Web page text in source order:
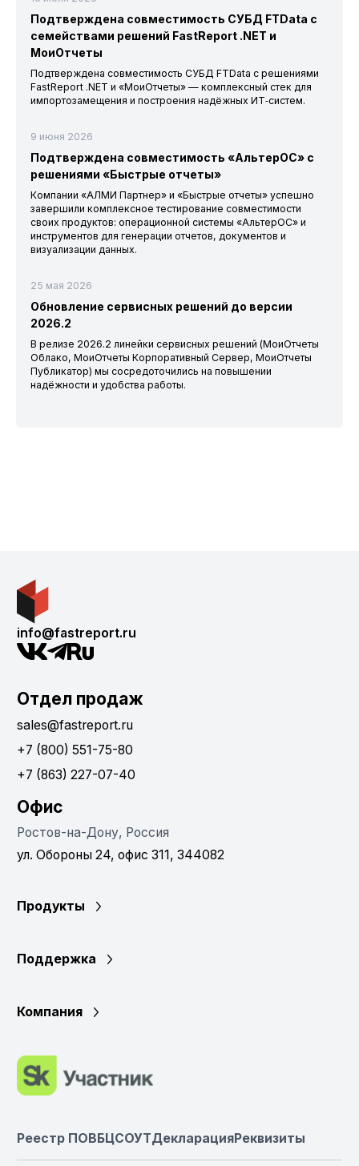
Подтверждена совместимость СУБД FTData с
семействами решений FastReport .NET и
МоиОтчеты
Подтверждена совместимость СУБД FTData с решениями
FastReport .NET и «МоиОтчеты» — комплексный стек для
импортозамещения и построения надёжных ИТ‑систем.
9 июня 2026
Подтверждена совместимость «АльтерОС» с
решениями «Быстрые отчеты»
Компании «АЛМИ Партнер» и «Быстрые отчеты» успешно
завершили комплексное тестирование совместимости
своих продуктов: операционной системы «АльтерОС» и
инструментов для генерации отчетов, документов и
визуализации данных.
25 мая 2026
Обновление сервисных решений до версии
2026.2
В релизе 2026.2 линейки сервисных решений (МоиОтчеты
Облако, МоиОтчеты Корпоративный Сервер, МоиОтчеты
Публикатор) мы сосредоточились на повышении
надёжности и удобства работы.
info@fastreport.ru
Отдел продаж
sales@fastreport.ru
+7 (800) 551-75-80
+7 (863) 227-07-40
Офис
Ростов-на-Дону, Россия
ул. Обороны 24, офис 311, 344082
Продукты
Поддержка
Компания
Реестр ПО ВБЦСОУТДекларацияРеквизиты